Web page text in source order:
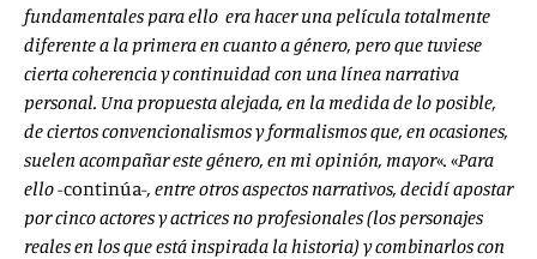
fundamentales para ello era hacer una película totalmente
diferente a la primera en cuanto a género, pero que tuviese
cierta coherencia y continuidad con una línea narrativa
personal. Una propuesta alejada, en la medida de lo posible,
de ciertos convencionalismos y formalismos que, en ocasiones,
suelen acompañar este género, en mi opinión, mayor«. «Para
ello-continúa-, entre otros aspectos narrativos, decidí apostar
por cinco actores y actrices no profesionales (los personajes
reales en los que está inspirada la historia) y combinarlos con